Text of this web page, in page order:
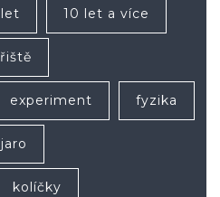
10 let a více
experiment fyzika
jaro
kolíčky